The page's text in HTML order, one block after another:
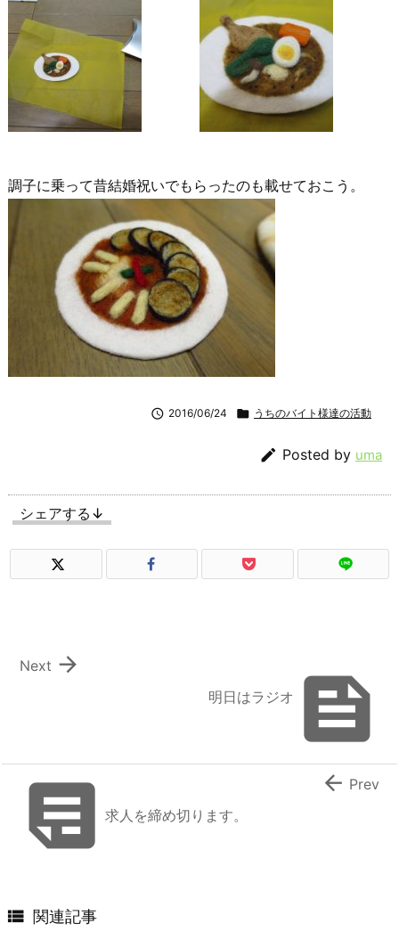
調子に乗って昔結婚祝いでもらったのも載せておこう。
 2016/06/24  うちのバイト様達の活動
 Posted by uma
シェアする↓

明日はラジオ

Next
求人を締め切ります。
 Prev
 関連記事